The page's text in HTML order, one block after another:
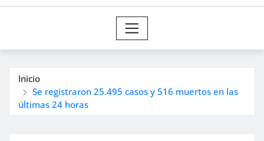
Inicio
Se registraron 25.495 casos y 516 muertos en las
últimas 24 horas